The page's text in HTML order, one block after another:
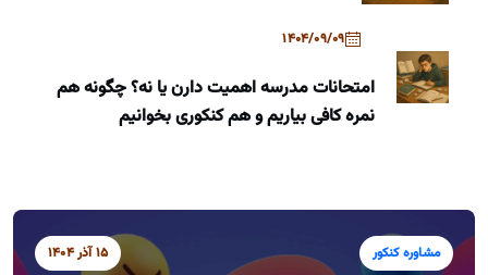
1404/09/09
امتحانات مدرسه اهمیت دارن یا نه؟ چگونه هم
نمره کافی بیاریم و هم کنکوری بخوانیم
مشاوره کنکور 15 آذر 1404